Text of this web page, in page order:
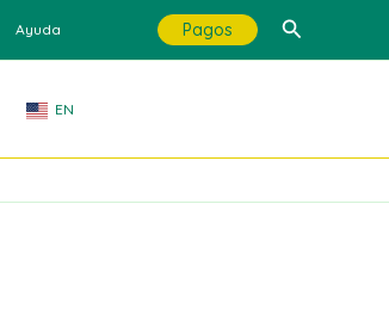
Ayuda Pagos Buscar
EN